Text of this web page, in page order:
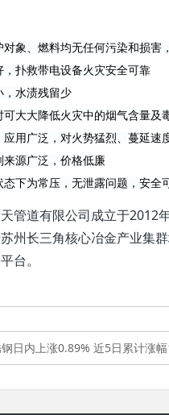
对象、燃料均无任何污染和损害
，扑救带电设备火灾安全可靠
，水渍残留少
可大大降低火灾中的烟气含量及
应用广泛，对火势猛烈、蔓延速
来源广泛，价格低廉
态下为常压，无泄露问题，安全
管道有限公司成立于2012
州长三角核心冶金产业集
台。
日内上涨0.89% 近5日累计涨